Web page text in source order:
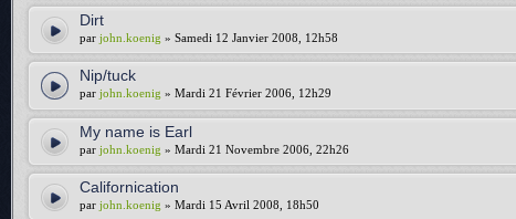
Dirt
par john.koenig » Samedi 12 Janvier 2008, 12h58
Nip/tuck
par john.koenig » Mardi 21 Février 2006, 12h29
My name is Earl
par john.koenig » Mardi 21 Novembre 2006, 22h26
Californication
par john.koenig » Mardi 15 Avril 2008, 18h50